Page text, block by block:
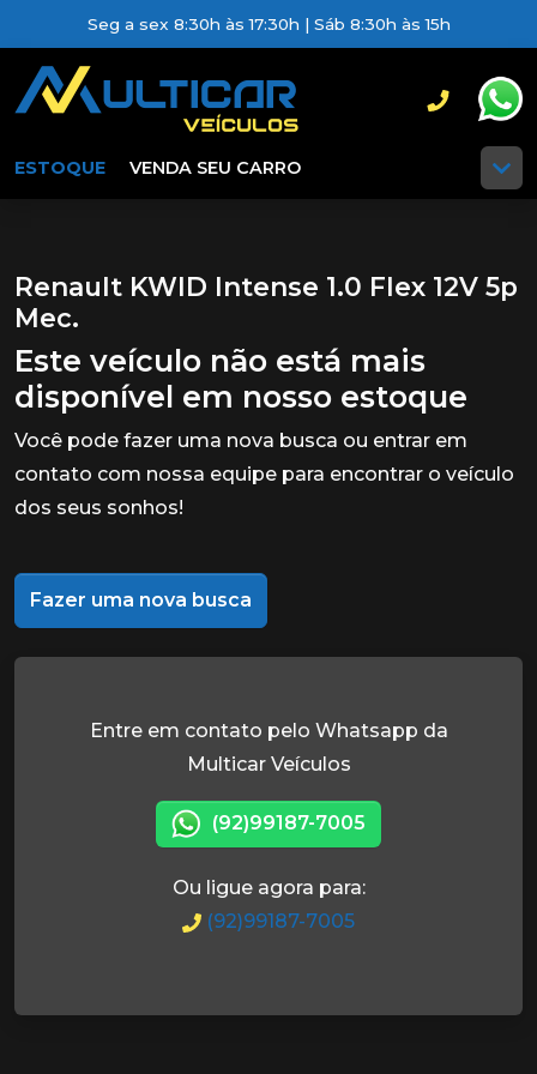
Seg a sex 8:30h às 17:30h | Sáb 8:30h às 15h
ESTOQUE VENDA SEU CARRO
Renault KWID Intense 1.0 Flex 12V 5p
Mec.
Este veículo não está mais
disponível em nosso estoque
Você pode fazer uma nova busca ou entrar em
contato com nossa equipe para encontrar o veículo
dos seus sonhos!
Fazer uma nova busca
Entre em contato pelo Whatsapp da
Multicar Veículos
(92)99187-7005
Ou ligue agora para:
(92)99187-7005